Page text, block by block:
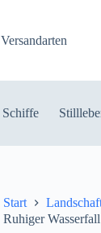
Versandarten
Schiffe
Start
Ruhiger